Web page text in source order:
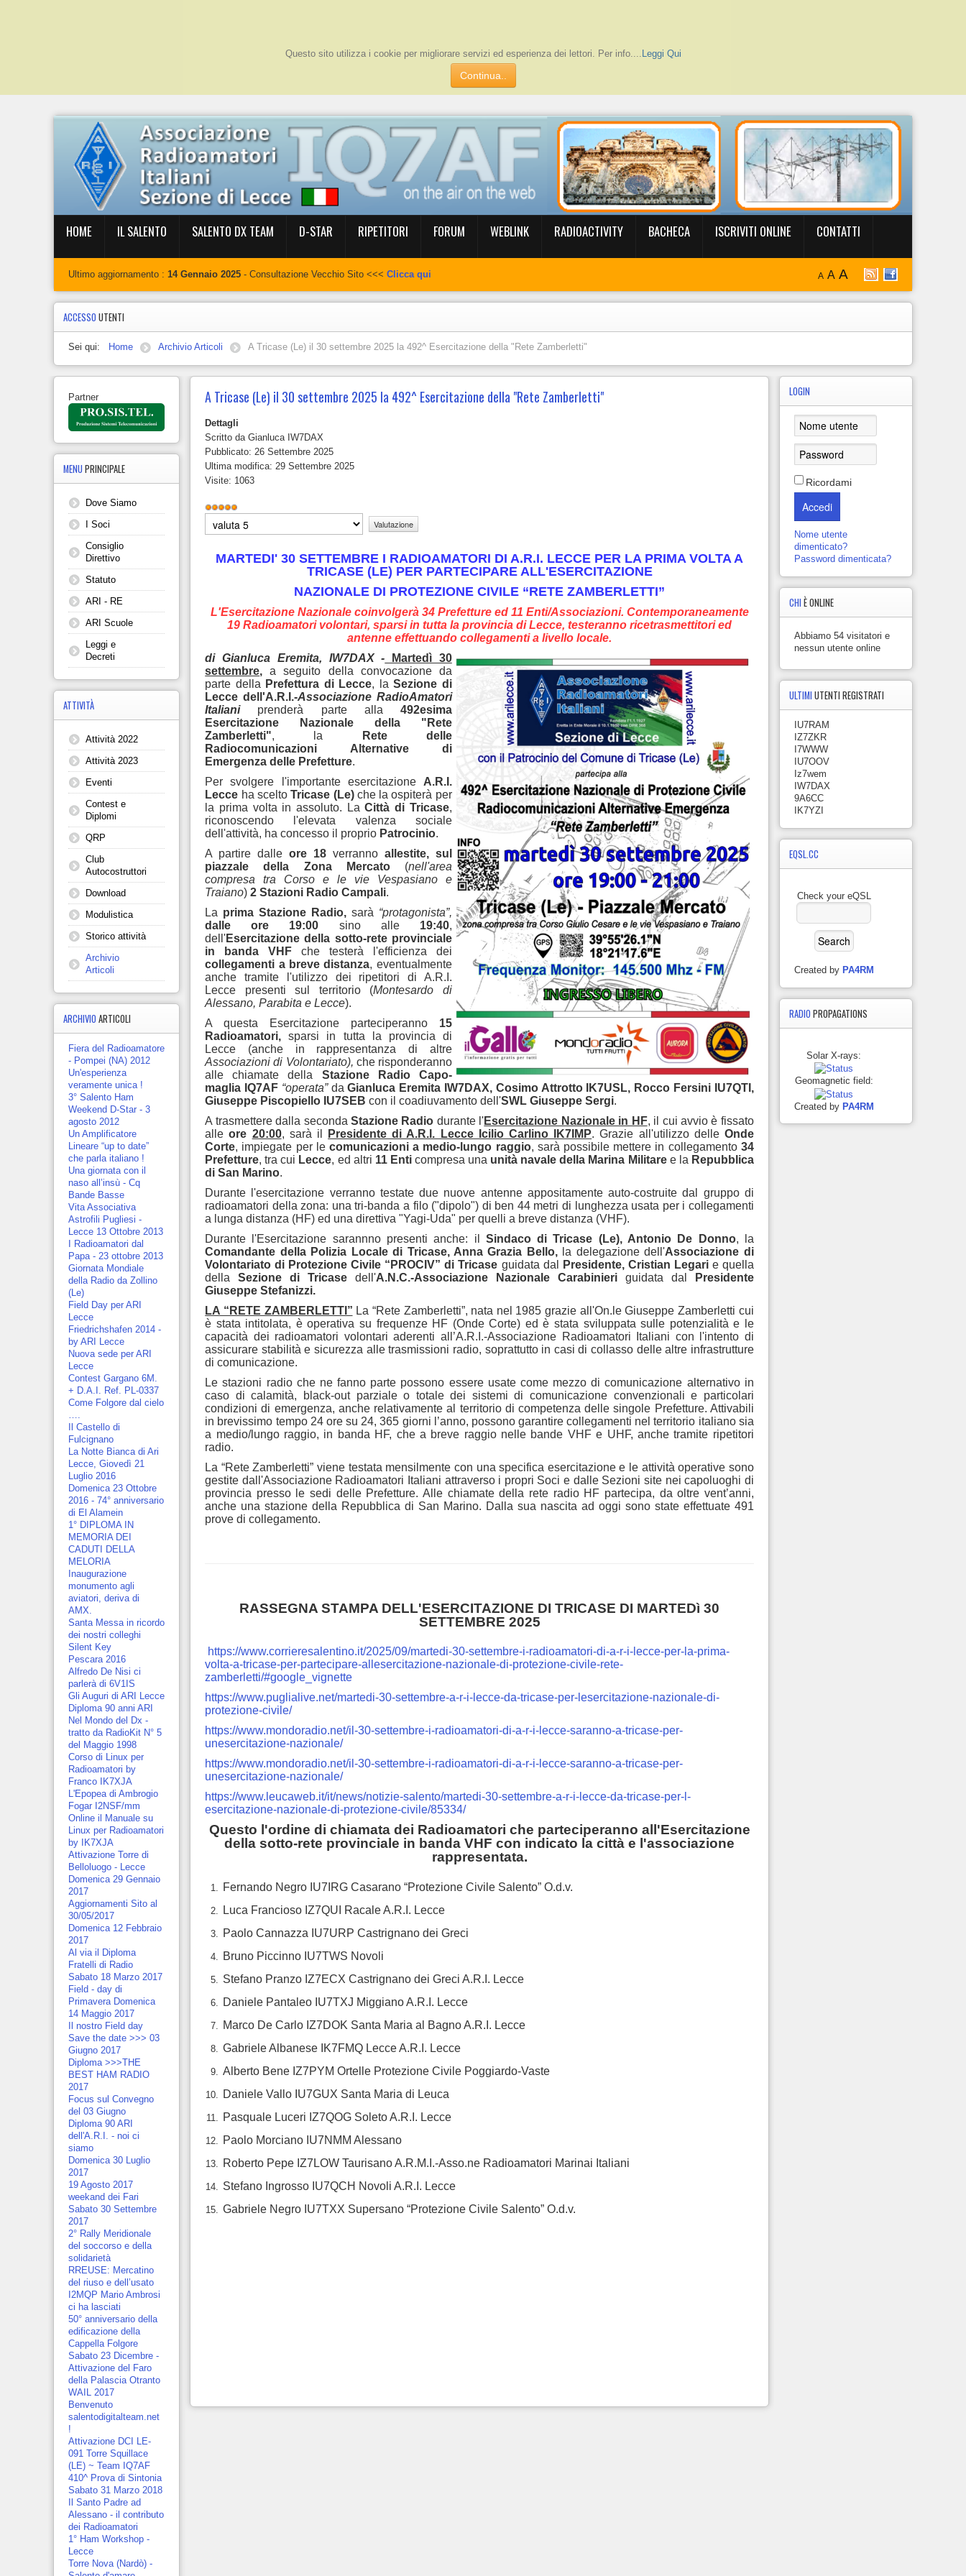
Questo sito utilizza i cookie per migliorare servizi ed esperienza dei lettori. Per info.... Leggi Qui
Continua..
HOME IL SALENTO SALENTO DX TEAM D-STAR RIPETITORI FORUM WEBLINK RADIOACTIVITY BACHECA ISCRIVITI ONLINE CONTATTI
Ultimo aggiornamento :14 Gennaio 2025 - Consultazione Vecchio Sito <<<Clicca qui A A A
ACCESSOUTENTI
Sei qui: Home Archivio Articoli A Tricase (Le) il 30 settembre 2025 la 492^ Esercitazione della "Rete Zamberletti"
A Tricase (Le) il 30 settembre 2025 la 492^ Esercitazione della "Rete Zamberletti"
Dettagli
Scritto daGianluca IW7DAX
Pubblicato: 26 Settembre 2025
Ultima modifica: 29 Settembre 2025
Visite: 1063
Valutazione
attuale:
5/
Valuta
MARTEDI' 30 SETTEMBRE I RADIOAMATORI DI A.R.I. LECCE PER LA PRIMA VOLTA A
TRICASE (LE) PER PARTECIPARE ALL'ESERCITAZIONE
NAZIONALE DI PROTEZIONE CIVILE “RETE ZAMBERLETTI”
L'Esercitazione Nazionale coinvolgerà 34 Prefetture ed 11 Enti/Associazioni. Contemporaneamente
19 Radioamatori volontari, sparsi in tutta la provincia di Lecce, testeranno ricetrasmettitori ed
antenne effettuando collegamenti a livello locale.
di Gianluca Eremita, IW7DAX - Martedì 30
settembre,a seguito della convocazione da
parte della Prefettura di Lecce, laSezione di
Lecce dell'A.R.I.-Associazione RadioAmatori
Italiani prenderà parte alla 492esima
Esercitazione Nazionale della "Rete
Zamberletti", la
Rete delle
Radiocomunicazioni Alternative di
Emergenza delle Prefetture.
Per svolgere l'importante esercitazione A.R.I.
Lecce ha sceltoTricase (Le)che la ospiterà per
la prima volta in assoluto. LaCittà di Tricase,
riconoscendo l'elevata valenza sociale
dell'attività, ha concesso il proprio Patrocinio.
A partire dalleore 18verranno allestite, sul
piazzale della Zona Mercato (nell'area
compresa tra Corso e le vie Vespasiano e
Traiano) 2 Stazioni Radio Campali.
La prima Stazione Radio, sarà “protagonista”,
dalle ore 19:00 sino alle19:40,
dell'Esercitazione della sotto-rete provinciale
in banda VHF che testerà l'efficienza dei
collegamenti a breve distanza, eventualmente
anche tramite l'utilizzo dei ripetitori di A.R.I.
Lecce presenti sul territorio (Montesardo di
Alessano, Parabita e Lecce).
A questa Esercitazione parteciperanno 15
Radioamatori, sparsi in tutta la provincia di
Lecce (anche in rappresentanza di altre
Associazioni di Volontariato), che risponderanno
alle chiamate della Stazione Radio Capo-
maglia IQ7AF “operata”daGianluca Eremita IW7DAX, Cosimo Attrotto IK7USL, Rocco Fersini IU7QTI,
Giuseppe Piscopiello IU7SEB con il coadiuvamento dell'SWL Giuseppe Sergi.
A trasmettere dalla seconda Stazione Radio durante l'Esercitazione Nazionale in HF, il cui avvioè fissato
alleore 20:00, sarà il Presidente di A.R.I. Lecce Icilio Carlino IK7IMP.Grazie all'utilizzo delle Onde
Corte, impiegate per lecomunicazioni a medio-lungo raggio, sarà possibile mettere in collegamento 34
Prefetture, tra cui Lecce, ed altri 11 Enticompresa una unità navale della Marina Militaree la Repubblica
di San Marino.
Durante l'esercitazione verranno testate due nuove antenne appositamente auto-costruite dal gruppo di
radioamatori della zona: una tri-banda a filo ("dipolo") di ben 44 metri di lunghezza usata per i collegamenti
a lunga distanza (HF) ed una direttiva "Yagi-Uda" per quelli a breve distanza (VHF).
Durante l'Esercitazione sarannno presenti anche: il Sindaco di Tricase (Le), Antonio De Donno, la
Comandante della Polizia Locale di Tricase, Anna Grazia Bello,la delegazione dell'Associazione di
Volontariato di Protezione Civile “PROCIV” di Tricase guidata dal Presidente, Cristian Legari e quella
della Sezione di Tricasedell'A.N.C.-Associazione Nazionale Carabinieriguidata dal
Presidente
Giuseppe Stefanizzi.
LA “RETE ZAMBERLETTI” La “Rete Zamberletti”, nata nel 1985 grazie all'On.le Giuseppe Zamberletti cui
è stata intitolata, è operativa su frequenze HF (Onde Corte) ed è stata sviluppata sulle potenzialità e le
capacità dei radioamatori volontari aderenti all’A.R.I.-Associazione Radioamatori Italiani con l'intento di
assicurare stabilità e sicurezza alle trasmissioni radio, soprattutto in casi di collasso delle altre infrastrutture
di comunicazione.
Le stazioni radio che ne fanno parte possono essere usate come mezzo di comunicazione alternativo in
caso di calamità, black-out parziale o totale dei sistemi di comunicazione convenzionali e particolari
condizioni di emergenza, anche relativamente al territorio di competenza delle singole Prefetture. Attivabili
in brevissimo tempo 24 ore su 24, 365 giorni l’anno, possono garantire collegamenti nel territorio italiano sia
a medio/lungo raggio, in banda HF, che a breve raggio nelle bande VHF e UHF, anche tramite ripetitori
radio.
La “Rete Zamberletti” viene testata mensilmente con una specifica esercitazione e l e attività operative sono
gestite dall'Associazione Radioamatori Italiani attraverso i propri Soci e dalle Sezioni site nei capoluoghi di
provincia presso le sedi delle Prefetture. Alle chiamate della rete radio HF partecipa, da oltre vent’anni,
anche una stazione della Repubblica di San Marino. Dalla sua nascita ad oggi sono state effettuate 491
prove di collegamento.
RASSEGNA STAMPA DELL'ESERCITAZIONE DI TRICASE DI MARTEDì 30
SETTEMBRE 2025
https://www.corrieresalentino.it/2025/09/martedi-30-settembre-i-radioamatori-di-a-r-i-lecce-per-la-prima-
volta-a-tricase-per-partecipare-allesercitazione-nazionale-di-protezione-civile-rete-
zamberletti/#google_vignette
https://www.puglialive.net/martedi-30-settembre-a-r-i-lecce-da-tricase-per-lesercitazione-nazionale-di-
protezione-civile/
https://www.mondoradio.net/il-30-settembre-i-radioamatori-di-a-r-i-lecce-saranno-a-tricase-per-
unesercitazione-nazionale/
https://www.mondoradio.net/il-30-settembre-i-radioamatori-di-a-r-i-lecce-saranno-a-tricase-per-
unesercitazione-nazionale/
https://www.leucaweb.it/it/news/notizie-salento/martedi-30-settembre-a-r-i-lecce-da-tricase-per-l-
esercitazione-nazionale-di-protezione-civile/85334/
Questo l'ordine di chiamata dei Radioamatori che parteciperanno all'Esercitazione
della sotto-rete provinciale in banda VHF con indicato la città e l'associazione
rappresentata.
Fernando Negro IU7IRG Casarano “Protezione Civile Salento” O.d.v.
Luca Francioso IZ7QUI Racale A.R.I. Lecce
Paolo Cannazza IU7URP Castrignano dei Greci
Bruno Piccinno IU7TWS Novoli
Stefano Pranzo IZ7ECX Castrignano dei Greci A.R.I. Lecce
Daniele Pantaleo IU7TXJ Miggiano A.R.I. Lecce
Marco De Carlo IZ7DOK Santa Maria al Bagno A.R.I. Lecce
Gabriele Albanese IK7FMQ Lecce A.R.I. Lecce
Alberto Bene IZ7PYM Ortelle Protezione Civile Poggiardo-Vaste
Daniele Vallo IU7GUX Santa Maria di Leuca
Pasquale Luceri IZ7QOG Soleto A.R.I. Lecce
Paolo Morciano IU7NMM Alessano
Roberto Pepe IZ7LOW Taurisano A.R.M.I.-Asso.ne Radioamatori Marinai Italiani
Stefano Ingrosso IU7QCH Novoli A.R.I. Lecce
Gabriele Negro IU7TXX Supersano “Protezione Civile Salento” O.d.v.
Partner
MENUPRINCIPALE
Dove Siamo
I Soci
Consiglio
Direttivo
Statuto
ARI - RE
ARI Scuole
Leggi e
Decreti
ATTIVITÀ
Attività 2022
Attività 2023
Eventi
Contest e
Diplomi
QRP
Club
Autocostruttori
Download
Modulistica
Storico attività
Archivio
Articoli
ARCHIVIOARTICOLI
Fiera del Radioamatore
- Pompei (NA) 2012
Un'esperienza
veramente unica !
3° Salento Ham
Weekend D-Star - 3
agosto 2012
Un Amplificatore
Lineare “up to date”
che parla italiano !
Una giornata con il
naso all’insù - Cq
Bande Basse
Vita Associativa
Astrofili Pugliesi -
Lecce 13 Ottobre 2013
I Radioamatori dal
Papa - 23 ottobre 2013
Giornata Mondiale
della Radio da Zollino
(Le)
Field Day per ARI
Lecce
Friedrichshafen 2014 -
by ARI Lecce
Nuova sede per ARI
Lecce
Contest Gargano 6M.
+ D.A.I. Ref. PL-0337
Come Folgore dal cielo
….
Il Castello di
Fulcignano
La Notte Bianca di Ari
Lecce, Giovedì 21
Luglio 2016
Domenica 23 Ottobre
2016 - 74° anniversario
di El Alamein
1° DIPLOMA IN
MEMORIA DEI
CADUTI DELLA
MELORIA
Inaugurazione
monumento agli
aviatori, deriva di
AMX.
Santa Messa in ricordo
dei nostri colleghi
Silent Key
Pescara 2016
Alfredo De Nisi ci
parlerà di 6V1IS
Gli Auguri di ARI Lecce
Diploma 90 anni ARI
Nel Mondo del Dx -
tratto da RadioKit N° 5
del Maggio 1998
Corso di Linux per
Radioamatori by
Franco IK7XJA
L'Epopea di Ambrogio
Fogar I2NSF/mm
Online il Manuale su
Linux per Radioamatori
by IK7XJA
Attivazione Torre di
Belloluogo - Lecce
Domenica 29 Gennaio
2017
Aggiornamenti Sito al
30/05/2017
Domenica 12 Febbraio
2017
Al via il Diploma
Fratelli di Radio
Sabato 18 Marzo 2017
Field - day di
Primavera Domenica
14 Maggio 2017
Il nostro Field day
Save the date >>> 03
Giugno 2017
Diploma >>>THE
BEST HAM RADIO
2017
Focus sul Convegno
del 03 Giugno
Diploma 90 ARI
dell'A.R.I. - noi ci
siamo
Domenica 30 Luglio
2017
19 Agosto 2017
weekand dei Fari
Sabato 30 Settembre
2017
2° Rally Meridionale
del soccorso e della
solidarietà
RREUSE: Mercatino
del riuso e dell’usato
I2MQP Mario Ambrosi
ci ha lasciati
50° anniversario della
edificazione della
Cappella Folgore
Sabato 23 Dicembre -
Attivazione del Faro
della Palascia Otranto
WAIL 2017
Benvenuto
salentodigitalteam.net
!
Attivazione DCI LE-
091 Torre Squillace
(LE) ~ Team IQ7AF
410^ Prova di Sintonia
Sabato 31 Marzo 2018
Il Santo Padre ad
Alessano - il contributo
dei Radioamatori
1° Ham Workshop -
Lecce
Torre Nova (Nardò) -
LOGIN
Ricordami
Accedi
Nome utente
dimenticato?
Password dimenticata?
CHI È ONLINE
Abbiamo 54 visitatori e
nessun utente online
ULTIMI UTENTI REGISTRATI
IU7RAM
IZ7ZKR
I7WWW
IU7OOV
Iz7wem
IW7DAX
9A6CC
IK7YZI
EQSL.CC
Check your eQSL
Created by PA4RM
RADIO PROPAGATIONS
Solar X-rays:
Geomagnetic field:
Created by PA4RM